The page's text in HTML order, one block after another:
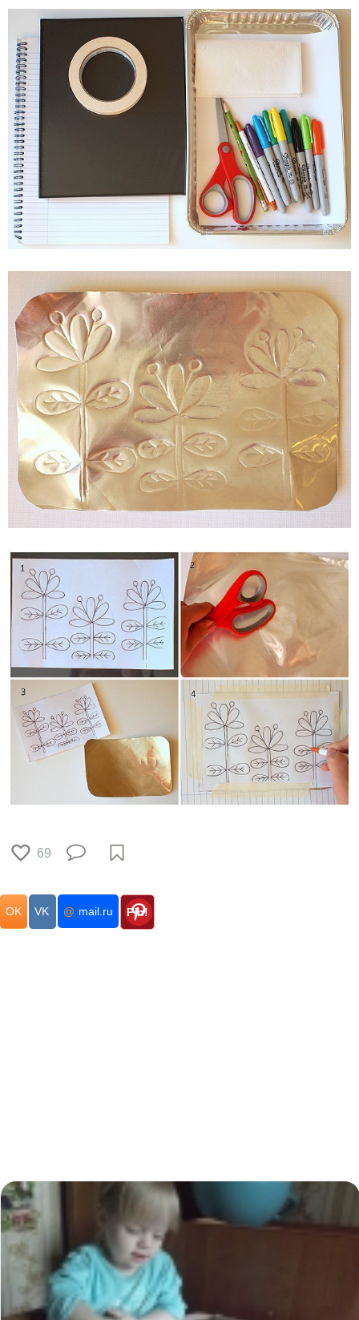
69
OK VK @ mail.ru Pin!